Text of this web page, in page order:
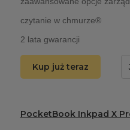
czytanie w chmurze®
2 lata gwarancji
Kup już teraz
PocketBook Inkpad X